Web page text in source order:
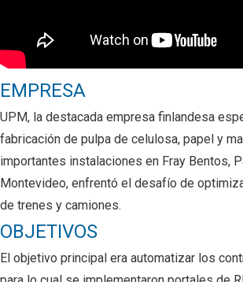
EMPRESA
UPM, la destacada empresa finlandesa
fabricación de pulpa de celulosa, papel y
importantes instalaciones en Fray Bentos,
Montevideo, enfrentó el desafío de
de trenes y camiones.
OBJETIVOS
El objetivo principal era automatizar los